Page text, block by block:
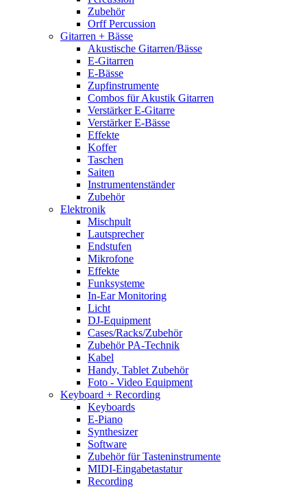
Zubehör
Orff Percussion
Gitarren + Bässe
Akustische Gitarren/Bässe
E-Gitarren
E-Bässe
Zupfinstrumente
Combos für Akustik Gitarren
Verstärker E-Gitarre
Verstärker E-Bässe
Effekte
Koffer
Taschen
Saiten
Instrumentenständer
Zubehör
Elektronik
Mischpult
Lautsprecher
Endstufen
Mikrofone
Effekte
Funksysteme
In-Ear Monitoring
Licht
DJ-Equipment
Cases/Racks/Zubehör
Zubehör PA-Technik
Kabel
Handy, Tablet Zubehör
Foto - Video Equipment
Keyboard + Recording
Keyboards
E-Piano
Synthesizer
Software
Zubehör für Tasteninstrumente
MIDI-Eingabetastatur
Recording